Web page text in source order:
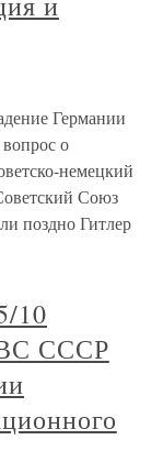
Германии
о
немецкий
Союз
поздно Гитлер
10
СССР